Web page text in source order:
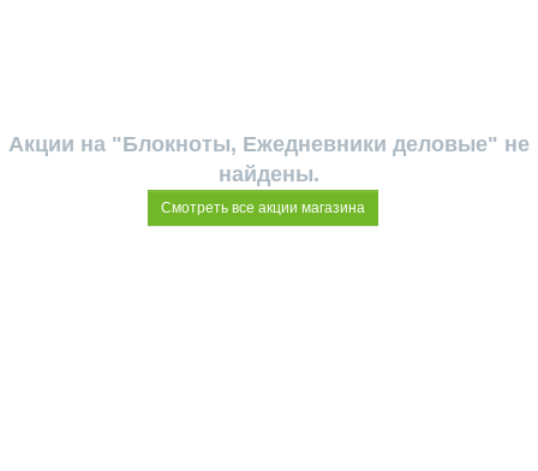
Акции на "Блокноты, Ежедневники деловые" не
найдены.
Смотреть все акции магазина